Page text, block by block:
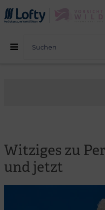
Witziges zu
und jetzt